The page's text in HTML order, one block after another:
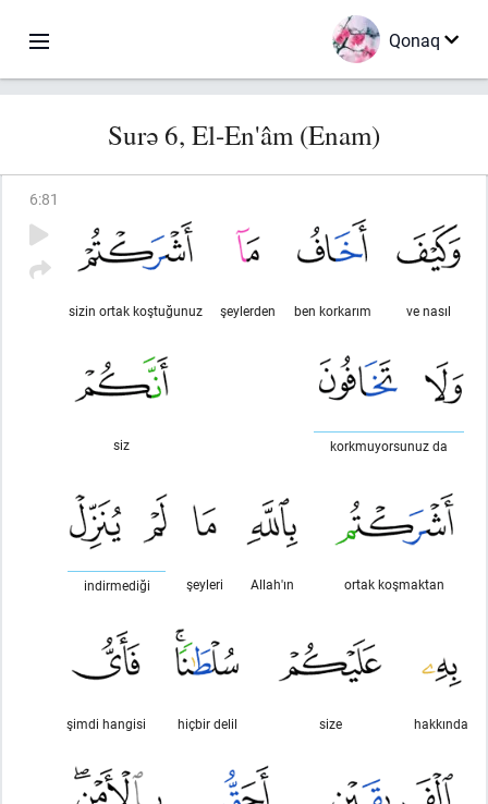
Qonaq
Surə 6, El-En'âm (Enam)
6:81
ve nasıl
ben korkarım
şeylerden
sizin ortak koştuğunuz
korkmuyorsunuz da
siz
ortak koşmaktan
Allah'ın
şeyleri
indirmediği
hakkında
size
hiçbir delil
şimdi hangisi